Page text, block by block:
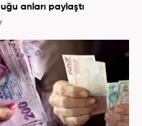
anları paylaştı